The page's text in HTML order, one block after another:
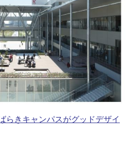
らきキャンパスがグッドデザイ